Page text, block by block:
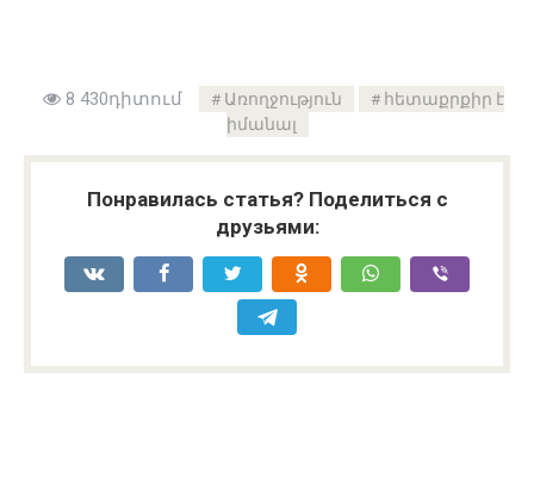
8 430դիտում Առողջություն
հետաքրքիր է
իմանալ
Понравилась статья? Поделиться с
друзьями: